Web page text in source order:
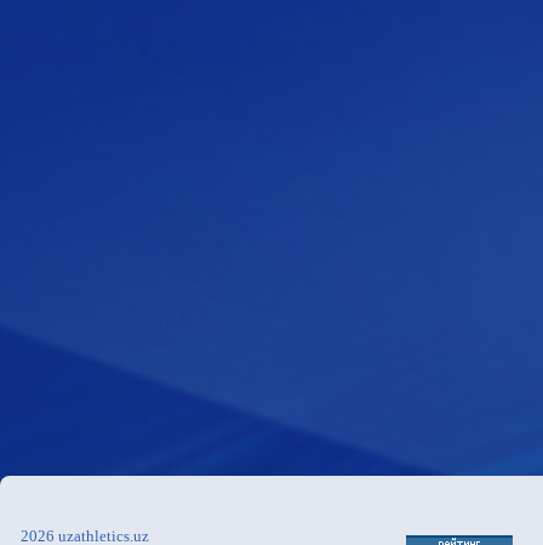
2026 uzathletics.uz